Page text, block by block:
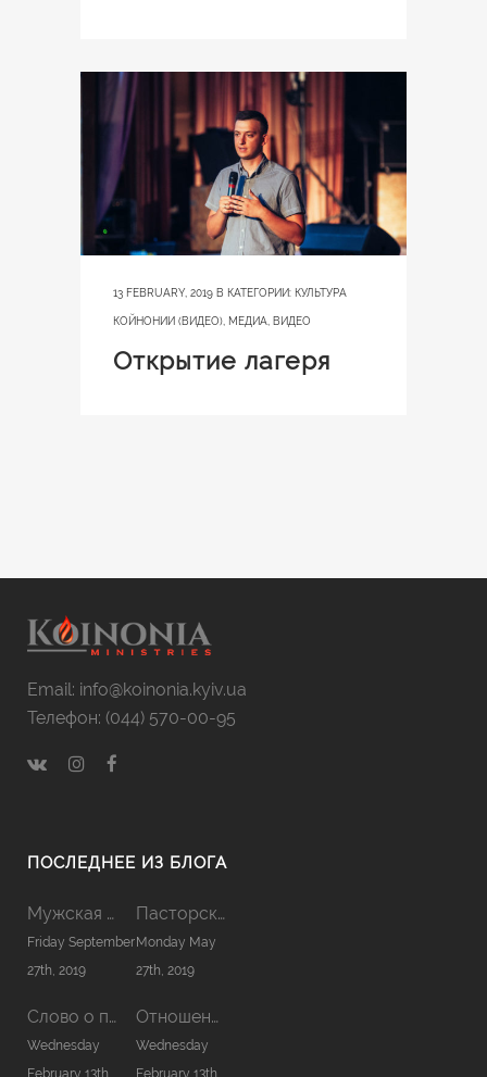
13 FEBRUARY, 2019 В КАТЕГОРИИ: КУЛЬТУРА
КОЙНОНИИ (ВИДЕО) МЕДИА ВИДЕО
Открытие лагеря
Email: info@koinonia.kyiv.ua
Телефон: (044) 570-00-95
ПОСЛЕДНЕЕ ИЗ БЛОГА
Мужская Койнония 2019
Friday September
27th, 2019
Пасторская Койнония 2019
Monday May
27th, 2019
Слово о причастии
Wednesday
February 13th,
Отношения в семье
Wednesday
February 13th,